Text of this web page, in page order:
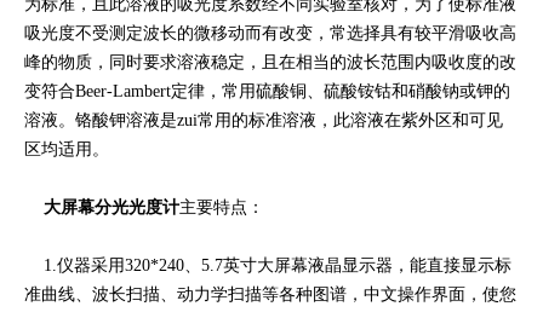
为标准，且此溶液的吸光度系数经不同实验室核对，为了使标准液
吸光度不受测定波长的微移动而有改变，常选择具有较平滑吸收高
峰的物质，同时要求溶液稳定，且在相当的波长范围内吸收度的改
变符合Beer-Lambert定律，常用硫酸铜、硫酸铵钴和硝酸钠或钾的
溶液。铬酸钾溶液是zui常用的标准溶液，此溶液在紫外区和可见
区均适用。
大屏幕分光光度计主要特点：
1.仪器采用320*240、5.7英寸大屏幕液晶显示器，能直接显示标
准曲线、波长扫描、动力学扫描等各种图谱，中文操作界面，使您